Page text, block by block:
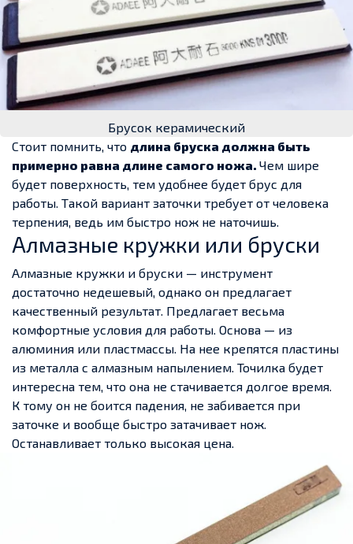
Брусок керамический
Стоит помнить, что длина бруска должна быть
примерно равна длине самого ножа. Чем шире
будет поверхность, тем удобнее будет брус для
работы. Такой вариант заточки требует от человека
терпения, ведь им быстро нож не наточишь.
Алмазные кружки или бруски
Алмазные кружки и бруски — инструмент
достаточно недешевый, однако он предлагает
качественный результат. Предлагает весьма
комфортные условия для работы. Основа — из
алюминия или пластмассы. На нее крепятся пластины
из металла с алмазным напылением. Точилка будет
интересна тем, что она не стачивается долгое время.
К тому он не боится падения, не забивается при
заточке и вообще быстро затачивает нож.
Останавливает только высокая цена.